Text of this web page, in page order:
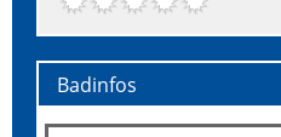
Badinfos